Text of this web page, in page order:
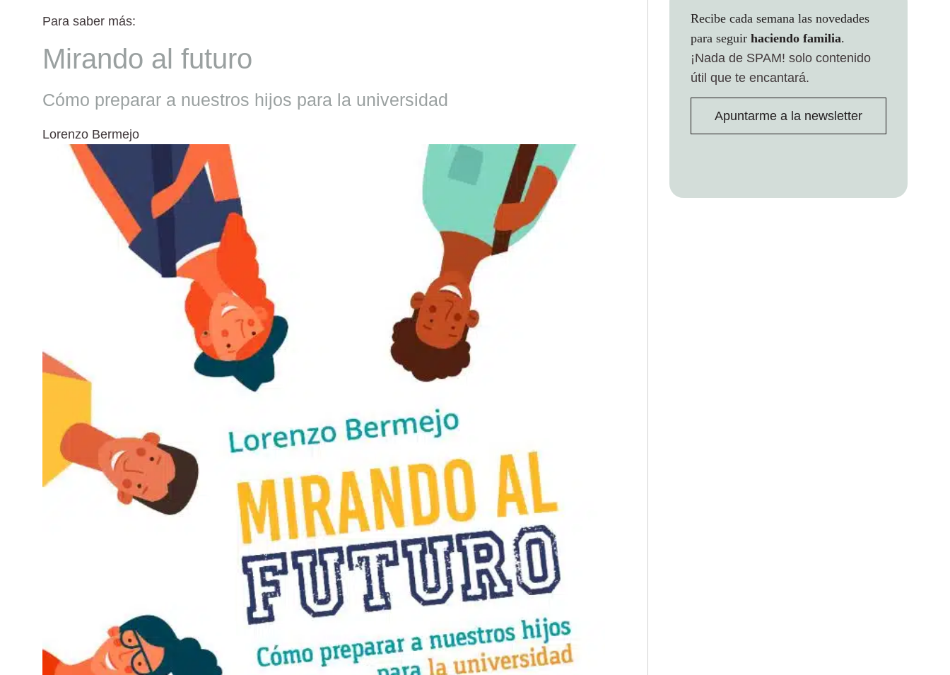
Para saber más:
Mirando al futuro
Cómo preparar a nuestros hijos para la universidad
Lorenzo Bermejo
Recibe cada semana las novedades
para seguir haciendo familia.
¡Nada de SPAM! solo contenido
útil que te encantará.
Apuntarme a la newsletter